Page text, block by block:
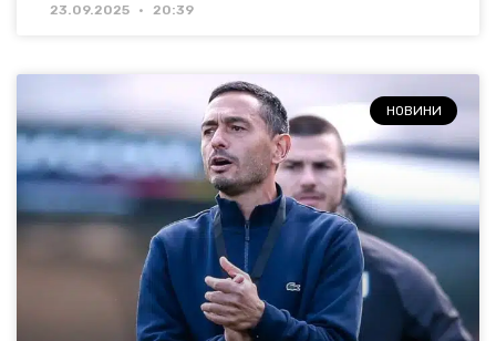
23.09.2025 20:39
НОВИНИ